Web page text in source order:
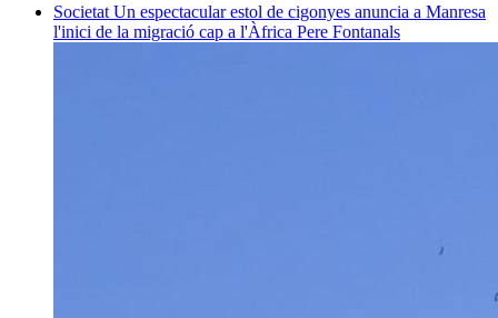
Societat Un espectacular estol de cigonyes anuncia a Manresa
l'inici de la migració cap a l'Àfrica Pere Fontanals